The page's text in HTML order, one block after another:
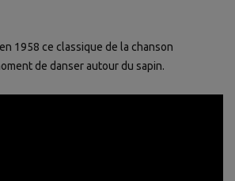
1958 ce classique de la chanson
de danser autour du sapin.